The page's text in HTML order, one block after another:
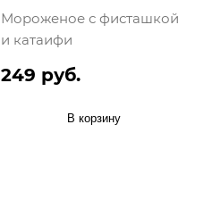
Мороженое с фисташкой
и катаифи
249 руб.
В корзину